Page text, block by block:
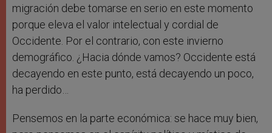
migración debe tomarse en serio en este momento
porque eleva el valor intelectual y cordial de
Occidente. Por el contrario, con este invierno
demográfico. ¿Hacia dónde vamos? Occidente está
decayendo en este punto, está decayendo un poco,
ha perdido…
Pensemos en la parte económica: se hace muy bien,